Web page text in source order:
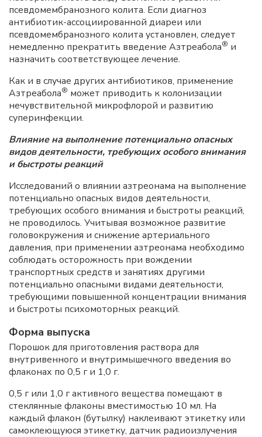
псевдомембранозного колита. Если диагноз
антибиотик-ассоциированной диареи или
псевдомембранозного колита установлен, следует
немедленно прекратить введение Азтреабола® и
назначить соответствующее лечение.
Как и в случае других антибиотиков, применение
Азтреабола® может приводить к колонизации
нечувствительной микрофлорой и развитию
суперинфекции.
Влияние на выполнение потенциально опасных
видов деятельности, требующих особого внимания
и быстроты реакций
Исследований о влиянии азтреонама на выполнение
потенциально опасных видов деятельности,
требующих особого внимания и быстроты реакций,
не проводилось. Учитывая возможное развитие
головокружения и снижение артериального
давления, при применении азтреонама необходимо
соблюдать осторожность при вождении
транспортных средств и занятиях другими
потенциально опасными видами деятельности,
требующими повышенной концентрации внимания
и быстроты психомоторных реакций.
Форма выпуска
Порошок для приготовления раствора для
внутривенного и внутримышечного введения во
флаконах по 0,5 г и 1,0 г.
0,5 г или 1,0 г активного вещества помещают в
стеклянные флаконы вместимостью 10 мл. На
каждый флакон (бутылку) наклеивают этикетку или
самоклеющуюся этикетку, датчик радиоизлучения